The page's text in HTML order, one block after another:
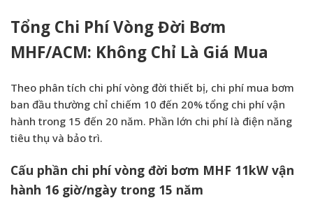
Tổng Chi Phí Vòng Đời Bơm
MHF/ACM: Không Chỉ Là Giá Mua
Theo phân tích chi phí vòng đời thiết bị, chi phí mua bơm
ban đầu thường chỉ chiếm 10 đến 20% tổng chi phí vận
hành trong 15 đến 20 năm. Phần lớn chi phí là điện năng
tiêu thụ và bảo trì.
Cấu phần chi phí vòng đời bơm MHF 11kW vận
hành 16 giờ/ngày trong 15 năm